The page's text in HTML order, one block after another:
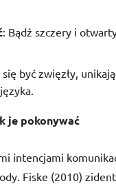
: Bądź szczery i
się być zwięzły,
je pokonywać
intencjami
Fiske (2010)